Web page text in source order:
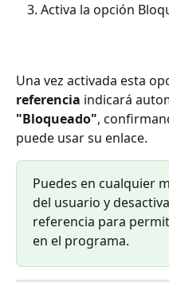
Activa la opción
Una vez activada esta
referencia indicará
"Bloqueado",
puede usar su enlace.
Puedes en cualquier
del usuario y
referencia para
en el programa.